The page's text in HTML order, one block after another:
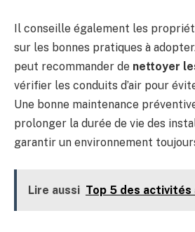
Il conseille également les
sur les bonnes pratiques à
peut recommander de nettoyer
vérifier les conduits d’air pour
Une bonne maintenance
prolonger la durée de vie des
garantir un environnement
Lire aussi Top 5 des activités